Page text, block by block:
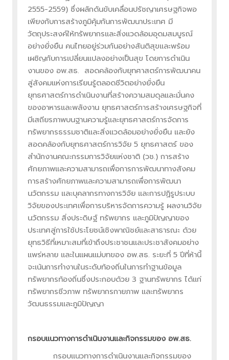
2555-2559) ซึ่งผลักดันขับเคลื่อนปรัชญาเศรษฐกิจพอ
เพียงกับการสร้างภูมิคุ้มกันการพัฒนาประเทศ มี
วัตถุประสงค์ให้ทรัพยากรและสิ่งแวดล้อมอุดมสมบูรณ์
อย่างยั่งยืน คนไทยอยู่ร่วมกันอย่างสันติสุขและพร้อม
เผชิญกับการเปลี่ยนแปลงอย่างเป็นสุข โดยการดำเนิน
งานของ อพ.สธ. สอดคล้องกับยุทศาสตร์การพัฒนาคน
สู่สังคมแห่งการเรียนรู้ตลอดชีวิตอย่างยั่งยืน
ยุทธศาสตร์การดำเนินงานที่สร้างความสมดุลและมั่นคง
ของอาหารและพลังงาน ยุทธศาสตร์การสร้างเศรษฐกิจที่
มีเสถียรภาพบนฐานความรู้และยุทธศาสตร์การจัดการ
ทรัพยากรธรรมชาติและสิ่งแวดล้อมอย่างยั่งยืน และยัง
สอดคล้องกับยุทธศาสตร์การวิจัย 5 ยุทธศาสตร์ ของ
สำนักงานคณะกรรมการวิจัยแห่งชาติ (วช.) การสร้าง
ศักยภาพและความสามารถเพื่อการการพัฒนาทางสังคม
การสร้างศักยภาพและความสามารถเพื่อการพัฒนา
นวัตกรรม และบุคลากรทางการวิจัย และการปฏิรูประบบ
วิจัยของประเทศเพื่อการบริหารจัดการความรู้ ผลงานวิจัย
นวัตกรรม สิ่งประดิษฐ์ ทรัพยากร และภูมิปัญญาของ
ประเทศสู่การใช้ประโยชน์เชิงพาณิชย์และสาธารณะ ด้วย
ยุทธวิธีที่เหมาะสมที่เข้าถึงประชาชนและประชาสังคมอย่าง
แพร่หลาย และในแผนแม่บทของ อพ.สธ. ระยะที่ 5 ปีที่ห้านี้
จะเน้นการทำงานในระดับท้องถิ่นในการทำฐานข้อมูล
ทรัพยากรท้องถิ่นซึ่งประกอบด้วย 3 ฐานทรัพยากร ได้แก่
ทรัพยากรชีวภาพ ทรัพยากรกายภาพ และทรัพยากร
วัฒนธรรมและภูมิปัญญา
กรอบแนวทางการดำเนินงานและกิจกรรมของ อพ.สธ.
กรอบแนวทางการดำเนินงานและกิจกรรมของ